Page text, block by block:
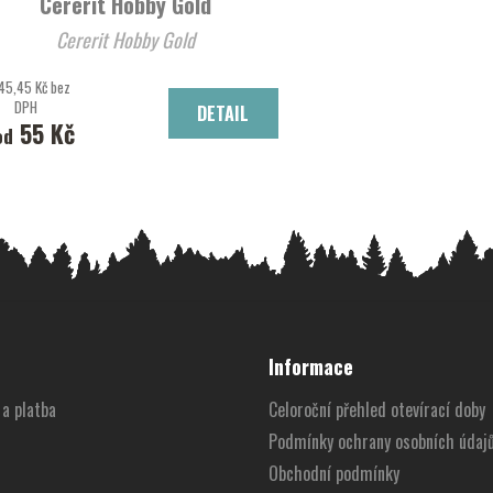
Cererit Hobby Gold
Kč bez
DPH
55 Kč
DETAIL
platba
Informace
Celoroční přehled otevírací doby
Podmínky ochrany osobních
Obchodní podmínky